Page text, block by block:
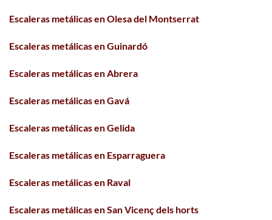
Escaleras metálicas en Olesa del Montserrat
Escaleras metálicas en Guinardó
Escaleras metálicas en Abrera
Escaleras metálicas en Gavá
Escaleras metálicas en Gelida
Escaleras metálicas en Esparraguera
Escaleras metálicas en Raval
Escaleras metálicas en San Vicenç dels horts